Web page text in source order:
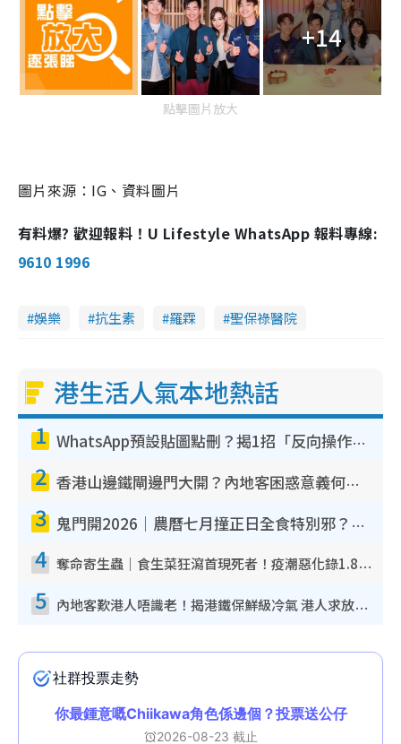
+14
點擊圖片放大
圖片來源：IG、資料圖片
有料爆? 歡迎報料！U Lifestyle WhatsApp 報料專線:
9610 1996
娛樂 抗生素 羅霖 聖保祿醫院
港生活人氣本地熱話
1 WhatsApp預設貼圖點刪？揭1招「反向操作」還原簡潔介面 附3步實測教學
2 香港山邊鐵閘邊門大開？內地客困惑意義何在！網民神回覆：呢種叫法理性防禦
3 鬼門開2026｜農曆七月撞正日全食特別邪？專家警告切忌做一事！揭4大禁忌+2招保平安
4 奪命寄生蟲｜食生菜狂瀉首現死者！疫潮惡化錄1.8萬宗病例 揭洗菜3大謬誤
5 內地客歎港人唔識老！揭港鐵保鮮級冷氣 港人求放過：咪投訴